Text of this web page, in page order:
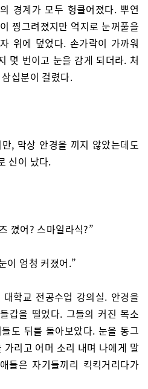
경계가 모두 헝클어졌다. 뿌연
찡그려졌지만 억지로 눈꺼풀을
위에 덮었다. 손가락이 가까워
몇 번이고 눈을 감게 되더라. 처
십분이 걸렸다.
, 막상 안경을 끼지 않았는데도
신이 났다.
꼈어? 스마일라식?”
이 엄청 커졌어.”
학교 전공수업 강의실. 안경을
갑을 떨었다. 그들의 커진 목소
도 뒤를 돌아보았다. 눈을 동그
리고 어머 소리 내며 나에게 말
들은 자기들끼리 킥킥거리다가